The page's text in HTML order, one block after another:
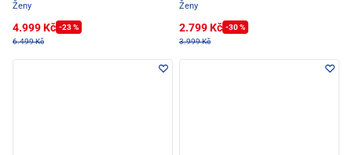
Ženy
4.999 Kč -23 %
6.499 Kč
Ženy
2.799 Kč -30 %
3.999 Kč